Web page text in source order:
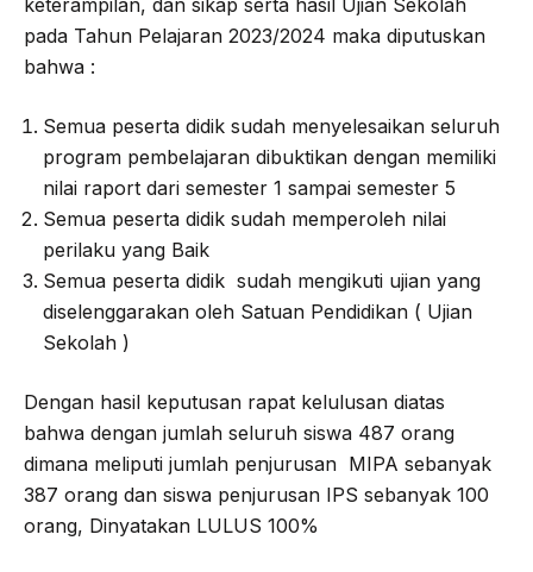
keterampilan, dan sikap serta hasil Ujian Sekolah
pada Tahun Pelajaran 2023/2024 maka diputuskan
bahwa :
Semua peserta didik sudah menyelesaikan seluruh
program pembelajaran dibuktikan dengan memiliki
nilai raport dari semester 1 sampai semester 5
Semua peserta didik sudah memperoleh nilai
perilaku yang Baik
Semua peserta didik sudah mengikuti ujian yang
diselenggarakan oleh Satuan Pendidikan ( Ujian
Sekolah )
Dengan hasil keputusan rapat kelulusan diatas
bahwa dengan jumlah seluruh siswa 487 orang
dimana meliputi jumlah penjurusan MIPA sebanyak
387 orang dan siswa penjurusan IPS sebanyak 100
orang, Dinyatakan LULUS 100%